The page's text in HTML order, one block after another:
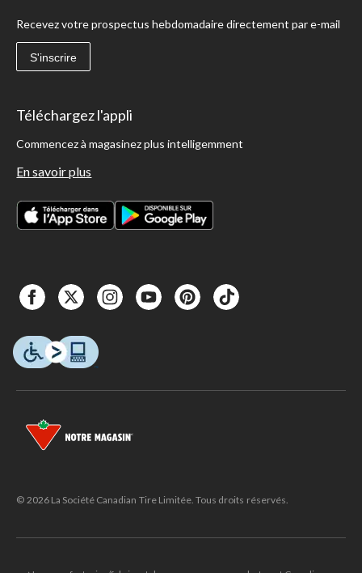
Recevez votre prospectus hebdomadaire directement par e-mail
S'inscrire
Téléchargez l'appli
Commencez à magasinez plus intelligemment
En savoir plus
© 2026 La Société Canadian Tire Limitée. Tous droits réservés.